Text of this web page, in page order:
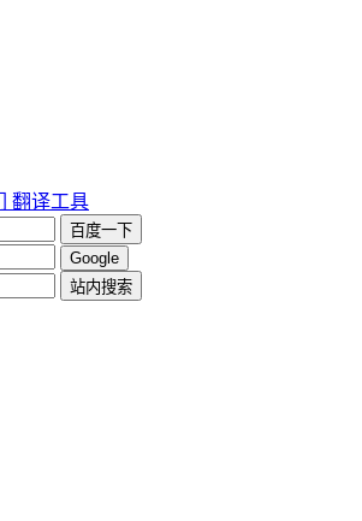
翻译工具
百度一下
Google
站内搜索